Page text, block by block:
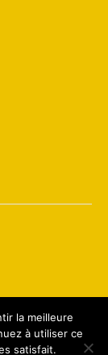
la meilleure
à utiliser ce
satisfait.